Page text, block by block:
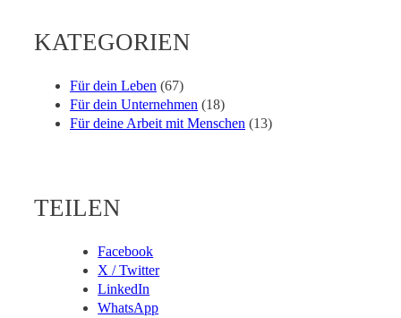
KATEGORIEN
Für dein Leben (67)
Für dein Unternehmen (18)
Für deine Arbeit mit Menschen (13)
TEILEN
Facebook
X / Twitter
LinkedIn
WhatsApp